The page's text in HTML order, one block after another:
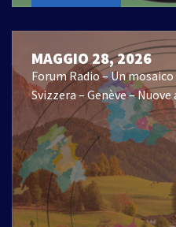
MAGGIO 28, 2026
Forum Radio – Un
Svizzera – Genève – Nuove